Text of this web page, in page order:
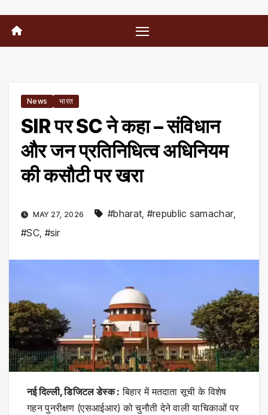
News भारत
SIR पर SC ने कहा – संविधान
और जन प्रतिनिधित्व अधिनियम
की कसौटी पर खरा
MAY 27, 2026 #bharat #republic samachar,
#SC, #sir
नई दिल्ली, डिजिटल डेस्क : बिहार में मतदाता सूची के विशेष
गहन पुनरीक्षण (एसआईआर) को चुनौती देने वाली याचिकाओं पर